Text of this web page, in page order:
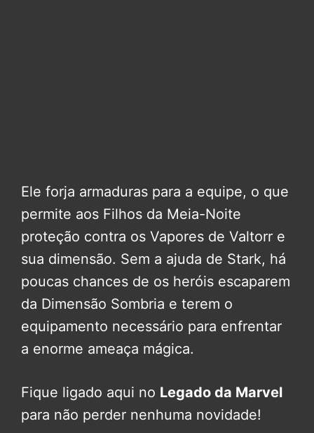
Ele forja armaduras para a equipe, o que
permite aos Filhos da Meia-Noite
proteção contra os Vapores de Valtorr e
sua dimensão. Sem a ajuda de Stark, há
poucas chances de os heróis escaparem
da Dimensão Sombria e terem o
equipamento necessário para enfrentar
a enorme ameaça mágica.
Fique ligado aqui no Legado da Marvel
para não perder nenhuma novidade!